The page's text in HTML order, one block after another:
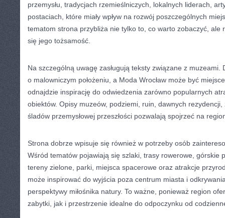
przemysłu, tradycjach rzemieślniczych, lokalnych liderach,
postaciach, które miały wpływ na rozwój poszczególnych
tematom strona przybliża nie tylko to, co warto zobaczyć, ale
się jego tożsamość.
Na szczególną uwagę zasługują teksty związane z muzeami.
o malowniczym położeniu, a Moda Wrocław może być
odnajdzie inspirację do odwiedzenia zarówno popularnych
obiektów. Opisy muzeów, podziemi, ruin, dawnych
śladów przemysłowej przeszłości pozwalają spojrzeć na
Strona dobrze wpisuje się również w potrzeby osób
Wśród tematów pojawiają się szlaki, trasy rowerowe, górskie
tereny zielone, parki, miejsca spacerowe oraz atrakcje
może inspirować do wyjścia poza centrum miasta i
perspektywy miłośnika natury. To ważne, ponieważ region
zabytki, jak i przestrzenie idealne do odpoczynku od